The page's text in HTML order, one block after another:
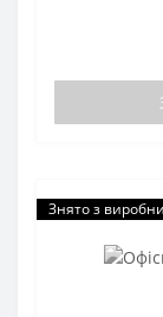
Знято з